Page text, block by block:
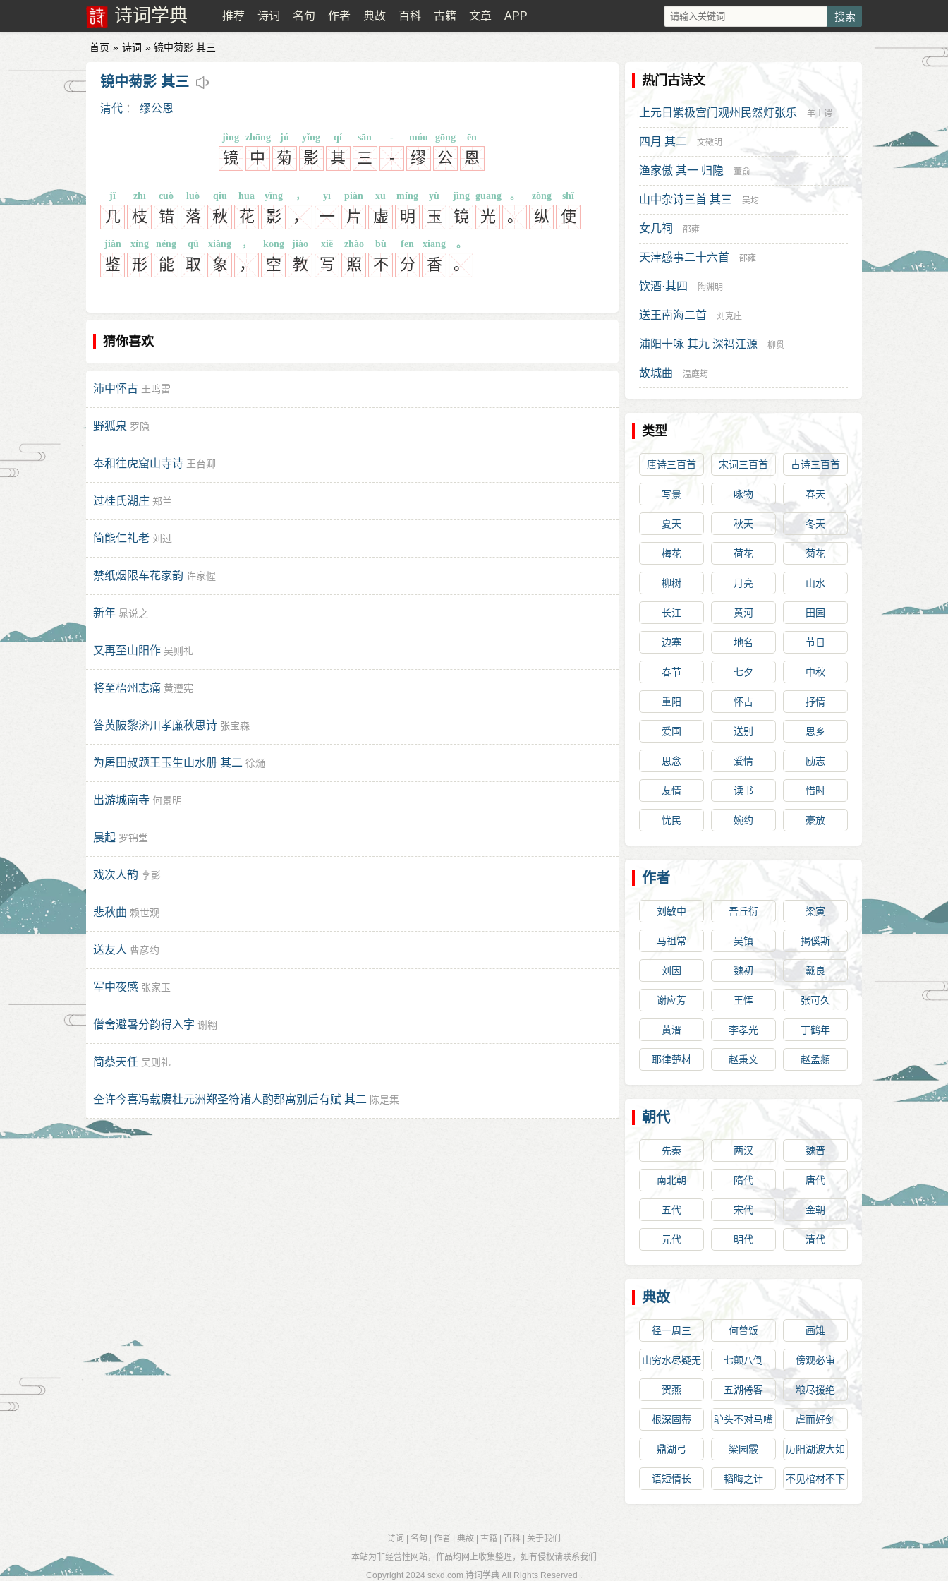
诗词学典 推荐 诗词 名句 作者 典故 百科 古籍 文章 APP
首页 » 诗词 » 镜中菊影 其三
镜中菊影 其三
清代 ： 缪公恩
镜
jìng
中
zhōng
菊
jú
影
yǐng
其
qí
三
sān
-
-
缪
móu
公
gōng
恩
ēn
几
jǐ
枝
zhī
错
cuò
落
luò
秋
qiū
花
huā
影
yǐng
，
，
一
yī
片
piàn
虚
xū
明
míng
玉
yù
镜
jìng
光
guāng
。
。
纵
zòng
使
shǐ
鉴
jiàn
形
xíng
能
néng
取
qǔ
象
xiàng
，
，
空
kōng
教
jiào
写
xiě
照
zhào
不
bù
分
fēn
香
xiāng
。
。
猜你喜欢
沛中怀古 王鸣雷
野狐泉 罗隐
奉和往虎窟山寺诗 王台卿
过桂氏湖庄 郑兰
简能仁礼老 刘过
禁纸烟限车花家韵 许家惺
新年 晁说之
又再至山阳作 吴则礼
将至梧州志痛 黄遵宪
答黄陂黎济川孝廉秋思诗 张宝森
为屠田叔题王玉生山水册 其二 徐熥
出游城南寺 何景明
晨起 罗锦堂
戏次人韵 李彭
悲秋曲 赖世观
送友人 曹彦约
军中夜感 张家玉
僧舍避暑分韵得入字 谢翱
简蔡天任 吴则礼
仝许今喜冯载赓杜元洲郑圣符诸人酌郡寓别后有赋 其二 陈是集
热门古诗文
上元日紫极宫门观州民然灯张乐 羊士谔
四月 其二 文徵明
渔家傲 其一 归隐 董俞
山中杂诗三首 其三 吴均
女几祠 邵雍
天津感事二十六首 邵雍
饮酒·其四 陶渊明
送王南海二首 刘克庄
浦阳十咏 其九 深祃江源 柳贯
故城曲 温庭筠
类型
唐诗三百首 宋词三百首 古诗三百首
写景 咏物 春天
夏天 秋天 冬天
梅花 荷花 菊花
柳树 月亮 山水
长江 黄河 田园
边塞 地名 节日
春节 七夕 中秋
重阳 怀古 抒情
爱国 送别 思乡
思念 爱情 励志
友情 读书 惜时
忧民 婉约 豪放
作者
刘敏中 吾丘衍 梁寅
马祖常 吴镇 揭傒斯
刘因 魏初 戴良
谢应芳 王恽 张可久
黄溍 李孝光 丁鹤年
耶律楚材 赵秉文 赵孟頫
朝代
先秦 两汉 魏晋
南北朝 隋代 唐代
五代 宋代 金朝
元代 明代 清代
典故
径一周三 何曾饭 画雉
山穷水尽疑无
路，柳暗花明
又一村
七颠八倒 傍观必审
贺燕 五湖倦客 粮尽援绝
根深固蒂 驴头不对马嘴 虐而好剑
鼎湖弓 梁园霰
历阳湖波大如
山
语短情长 韬晦之计
不见棺材不下
诗词 名句 作者 典故 古籍 百科
关于我们
本站为非经营性网站，作品均网上收集整理，如有侵权请联系我们
Copyright 2024 scxd.com 诗词学典 All Rights Reserved .